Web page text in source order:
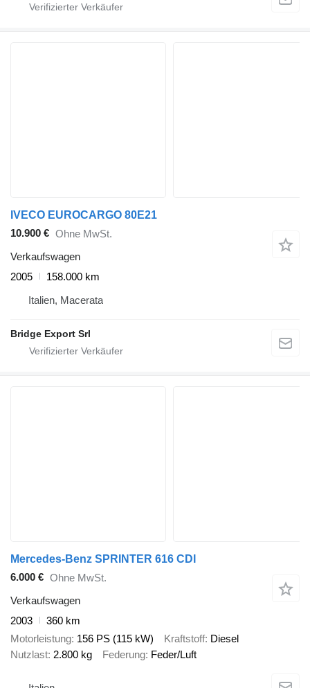
IVECO EUROCARGO 80E21
10.900 € Ohne MwSt.
Verkaufswagen
2005
158.000 km
Italien, Macerata
Bridge Export Srl
Mercedes-Benz SPRINTER 616 CDI
6.000 € Ohne MwSt.
Verkaufswagen
2003
360 km
Motorleistung 156 PS (115 kW) Kraftstoff Diesel
Nutzlast 2.800 kg Federung Feder/Luft